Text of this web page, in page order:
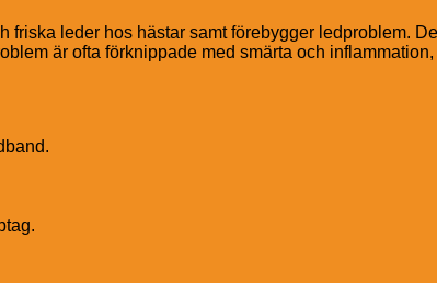
leder hos hästar samt förebygger ledproblem.
är ofta förknippade med smärta och